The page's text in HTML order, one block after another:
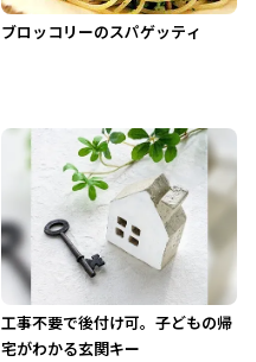
ブロッコリーのスパゲッティ
工事不要で後付け可。子どもの帰
宅がわかる玄関キー